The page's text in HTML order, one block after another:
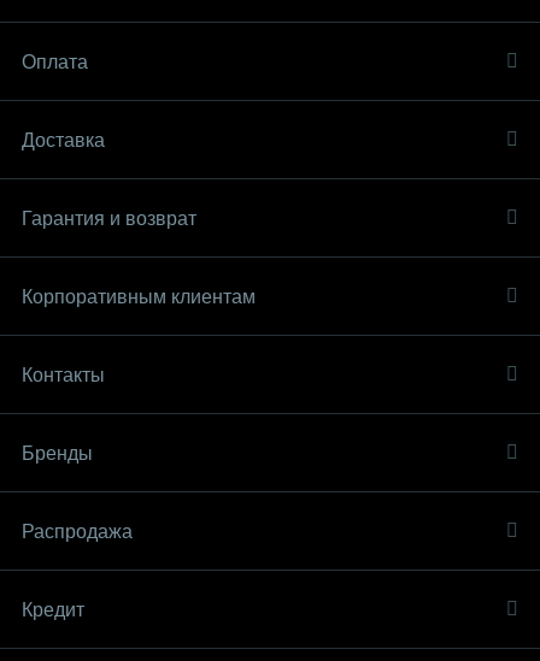
Оплата
Доставка
Гарантия и возврат
Корпоративным клиентам
Контакты
Бренды
Распродaжа
Кредит